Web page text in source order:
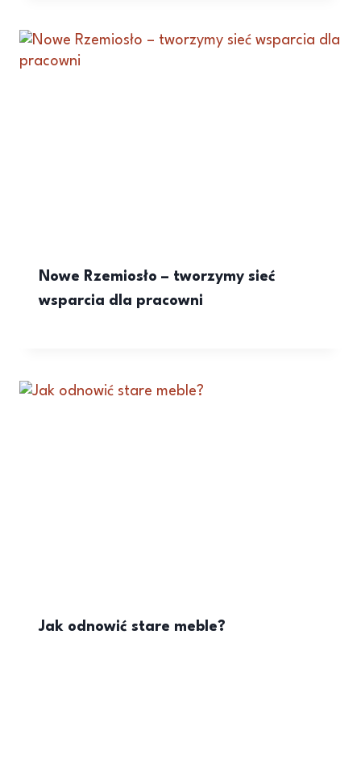
Nowe Rzemiosło – tworzymy sieć
wsparcia dla pracowni
Jak odnowić stare meble?